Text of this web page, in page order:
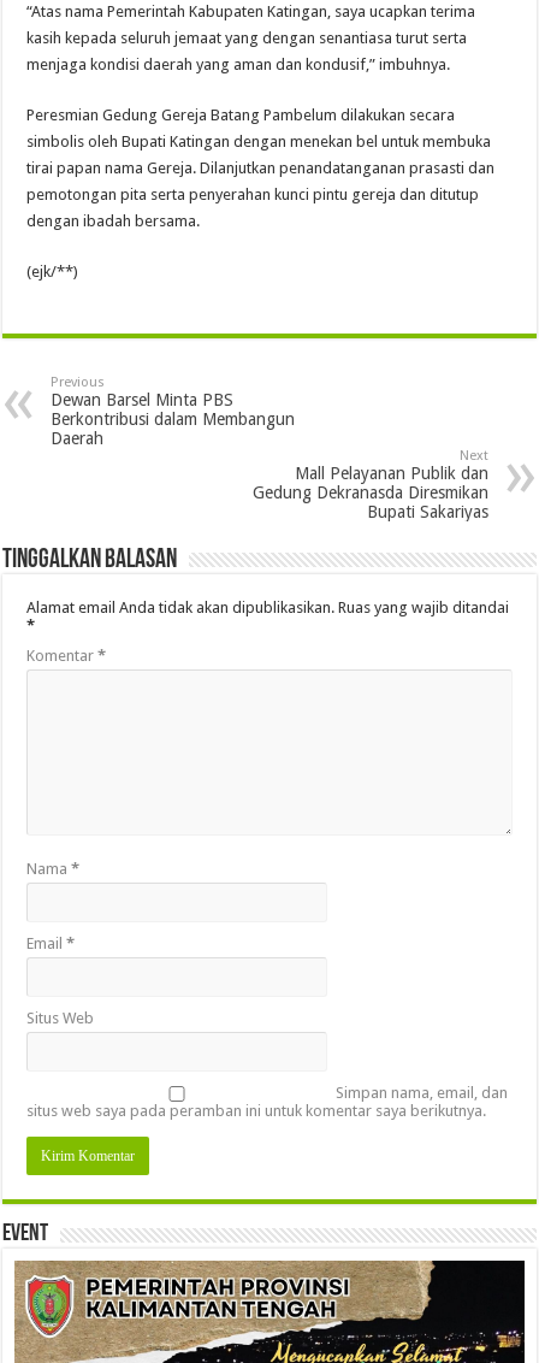
“Atas nama Pemerintah Kabupaten Katingan, saya ucapkan terima
kasih kepada seluruh jemaat yang dengan senantiasa turut serta
menjaga kondisi daerah yang aman dan kondusif,” imbuhnya.
Peresmian Gedung Gereja Batang Pambelum dilakukan secara
simbolis oleh Bupati Katingan dengan menekan bel untuk membuka
tirai papan nama Gereja. Dilanjutkan penandatanganan prasasti dan
pemotongan pita serta penyerahan kunci pintu gereja dan ditutup
dengan ibadah bersama.
(ejk/**)
Previous
Dewan Barsel Minta PBS
Berkontribusi dalam Membangun
Daerah
Next
Mall Pelayanan Publik dan
Gedung Dekranasda Diresmikan
Bupati Sakariyas
Tinggalkan Balasan
Alamat email Anda tidak akan dipublikasikan. Ruas yang wajib ditandai
*
Komentar*
Nama*
Email*
Situs Web
Simpan nama, email, dan
situs web saya pada peramban ini untuk komentar saya berikutnya.
Event